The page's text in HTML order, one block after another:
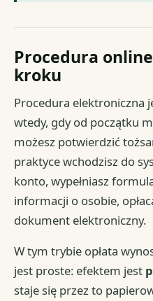
Procedura
kroku
Procedura elektroniczna
wtedy, gdy od początku
możesz potwierdzić
praktyce wchodzisz do
konto, wypełniasz
informacji o osobie,
dokument elektroniczny.
W tym trybie opłata
jest proste: efektem jest
staje się przez to